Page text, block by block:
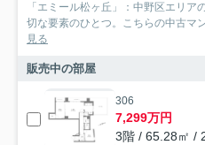
「エミール松ヶ丘」：中野区エリ
切な要素のひとつ。こちらの中古マ
見る
販売中の部屋
306
7,299万円
3階 / 65.28㎡ /